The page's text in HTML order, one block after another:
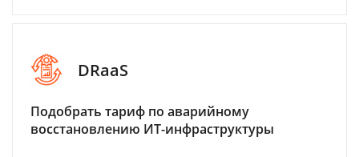
DRaaS
Подобрать тариф по аварийному
восстановлению ИТ-инфраструктуры